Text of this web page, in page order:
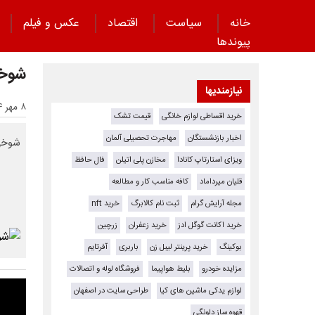
خانه سیاست اقتصاد عکس و فیلم
پیوند‌ها
۸ مهر ۱۴۰۴ - ۲۳:۱۱
نیازمندیها
خرید اقساطی لوازم خانگی
قیمت تشک
اخبار بازنشستگان
مهاجرت تحصیلی آلمان
ویزای استارتاپ کانادا
مخازن پلی اتیلن
فال حافظ
قلیان میرداماد
کافه مناسب کار و مطالعه
مجله آرایش گرام
ثبت نام کالابرگ
خرید nft
خرید اکانت گوگل ادز
خرید زعفران
زرچین
بوکینگ
خرید پرینتر لیبل زن باربری
آفرتایم
مزایده خودرو
بلیط هواپیما
فروشگاه لوله و اتصالات
لوازم یدکی ماشین های کیا
طراحی سایت در اصفهان